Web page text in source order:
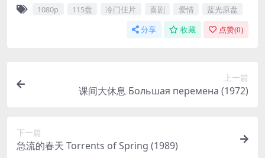
1080p 115盘 冷门佳片 喜剧 爱情 蓝光原盘
分享 收藏 点赞(0)
上一篇
课间大休息 Большая перемена (1972)
下一篇
急流的春天 Torrents of Spring (1989)